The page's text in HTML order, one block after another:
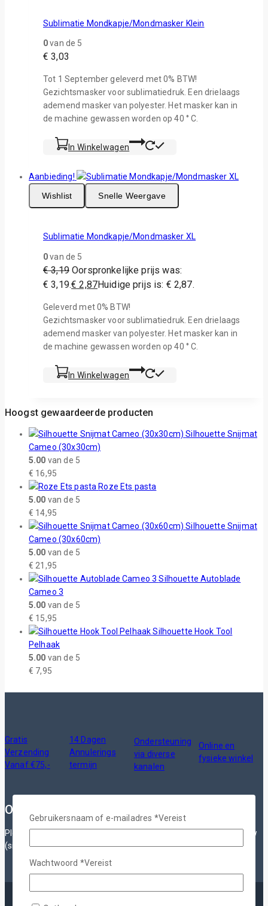
Sublimatie Mondkapje/Mondmasker Klein
0van de 5
€ 3,03
Tot 1 September geleverd met 0% BTW!
Gezichtsmasker voor sublimatiedruk. Een drielaags
ademend masker van polyester. Het masker kan in
de machine gewassen worden op 40 ° C.
In Winkelwagen
Aanbieding!
Wishlist
Snelle Weergave
Sublimatie Mondkapje/Mondmasker XL
0van de 5
€3,19 Oorspronkelijke prijs was:
€ 3,19.€ 2,87Huidige prijs is: € 2,87.
Geleverd met 0% BTW!
Gezichtsmasker voor sublimatiedruk. Een drielaags
ademend masker van polyester. Het masker kan in
de machine gewassen worden op 40 ° C.
In Winkelwagen
Hoogst gewaardeerde producten
Silhouette Snijmat
Cameo (30x30cm)
5.00 van de 5
€ 16,95
Roze Ets pasta
5.00 van de 5
€ 14,95
Silhouette Snijmat
Cameo (30x60cm)
5.00 van de 5
€ 21,95
Silhouette Autoblade
Cameo 3
5.00 van de 5
€ 15,95
Silhouette Hook Tool
Pelhaak
5.00 van de 5
€ 7,95
Gratis
Verzending
Vanaf €75,-
14 Dagen
Annulerings
termijn
Ondersteuning
via diverse
kanalen
Online en
fysieke winkel
Over Ons
Plotterfolie.nl is de leverancier voor goedkope materialen voor uw
(silhouette) snijplotter en voor al uw sublimatie artikelen.
Gebruikersnaam of e-mailadres *Vereist
Wachtwoord *Vereist